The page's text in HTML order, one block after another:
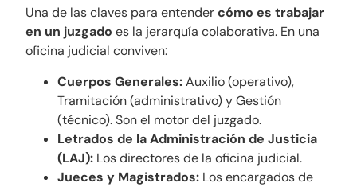
Una de las claves para entendercómo es trabajar
en un juzgado es la jerarquía colaborativa. En una
oficina judicial conviven:
Cuerpos Generales:Auxilio (operativo),
Tramitación (administrativo) y Gestión
(técnico). Son el motor del juzgado.
Letrados de la Administración de Justicia
(LAJ): Los directores de la oficina judicial.
Jueces y Magistrados: Los encargados de